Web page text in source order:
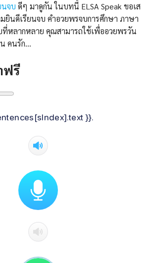
นจบ ดีๆ มาดูกัน ในบทนี้ ELSA Speak ขอเส
นดีเรียนจบ คําอวยพรจบการศึกษา ภาษา
ที่หลากหลาย คุณสามารถใช้เพื่ออวยพรวัน
คนรัก…
ฟรี
}}.